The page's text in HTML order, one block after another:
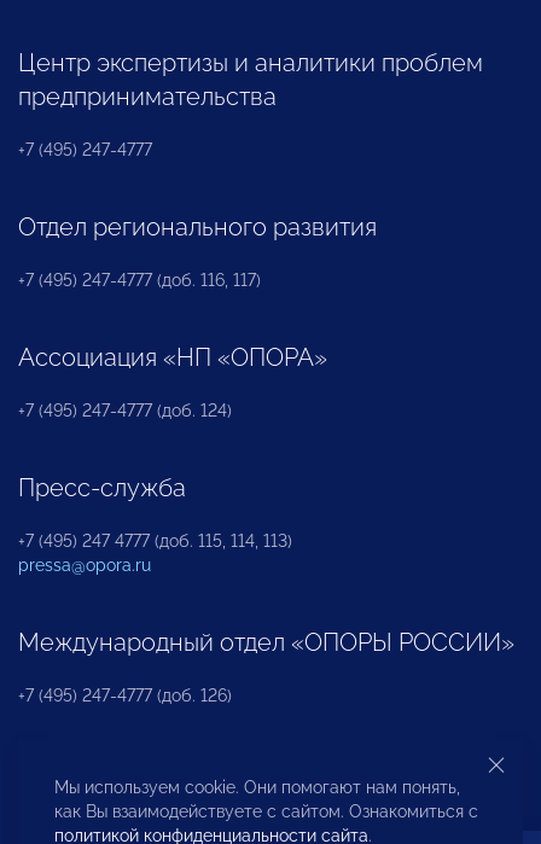
Центр экспертизы и аналитики проблем
предпринимательства
+7 (495) 247-4777
Отдел регионального развития
+7 (495) 247-4777 (доб. 116, 117)
Ассоциация «НП «ОПОРА»
+7 (495) 247-4777 (доб. 124)
Пресс-служба
+7 (495) 247 4777 (доб. 115, 114, 113)
pressa@opora.ru
Международный отдел «ОПОРЫ РОССИИ»
+7 (495) 247-4777 (доб. 126)
Бюро по защите прав предпринимателей и
инвесторов
Мы используем cookie. Они помогают нам понять,
как Вы взаимодействуете с сайтом. Ознакомиться с
политикой конфиденциальности сайта.